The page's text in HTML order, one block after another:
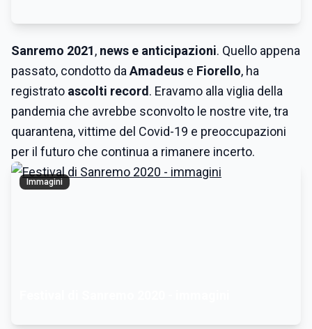
Sanremo 2021, news e anticipazioni. Quello appena
passato, condotto da Amadeus e Fiorello, ha
registrato ascolti record . Eravamo alla viglia della
pandemia che avrebbe sconvolto le nostre vite, tra
quarantena, vittime del Covid-19 e preoccupazioni
per il futuro che continua a rimanere incerto.
Immagini